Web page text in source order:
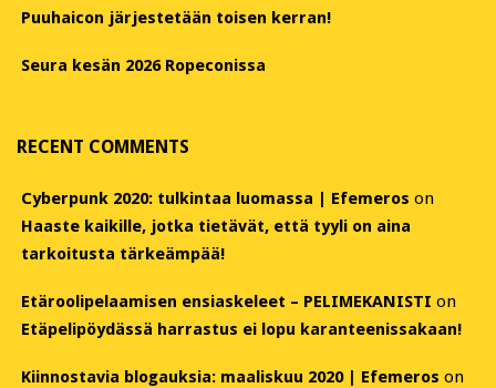
Puuhaicon järjestetään toisen kerran!
Seura kesän 2026 Ropeconissa
RECENT COMMENTS
Cyberpunk 2020: tulkintaa luomassa | Efemeros on
Haaste kaikille, jotka tietävät, että tyyli on aina
tarkoitusta tärkeämpää!
Etäroolipelaamisen ensiaskeleet – PELIMEKANISTI on
Etäpelipöydässä harrastus ei lopu karanteenissakaan!
Kiinnostavia blogauksia: maaliskuu 2020 | Efemeros on